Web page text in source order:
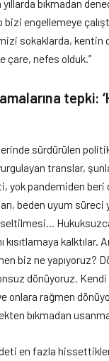
bıkmadan
bizi engellemeye
sokaklarda, kentin
çare, nefes olduk.”
tepki:
sürdürülen
translar,
yok pandemiden
beden uyum süreci
kısıtlamaya kalktılar.
biz ne yapıyoruz?
dönüyoruz. Kendi
onlara rağmen
bıkmadan
en fazla